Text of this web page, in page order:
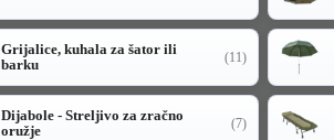
Grijalice, kuhala za šator ili
barku
(11)
Dijabole - Streljivo za zračno
oružje
(7)